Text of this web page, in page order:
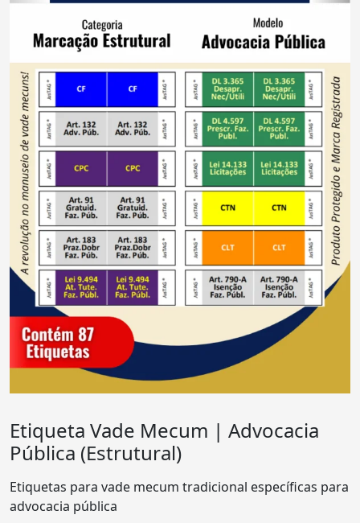
Etiqueta Vade Mecum | Advocacia
Pública (Estrutural)
Etiquetas para vade mecum tradicional específicas para
advocacia pública